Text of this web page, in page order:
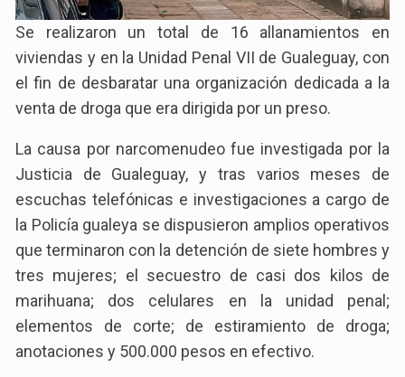
Se realizaron un total de 16 allanamientos en
viviendas y en la Unidad Penal VII de Gualeguay, con
el fin de desbaratar una organización dedicada a la
venta de droga que era dirigida por un preso.
La causa por narcomenudeo fue investigada por la
Justicia de Gualeguay, y tras varios meses de
escuchas telefónicas e investigaciones a cargo de
la Policía gualeya se dispusieron amplios operativos
que terminaron con la detención de siete hombres y
tres mujeres; el secuestro de casi dos kilos de
marihuana; dos celulares en la unidad penal;
elementos de corte; de estiramiento de droga;
anotaciones y 500.000 pesos en efectivo.